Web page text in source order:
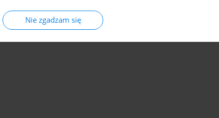
Nie zgadzam się